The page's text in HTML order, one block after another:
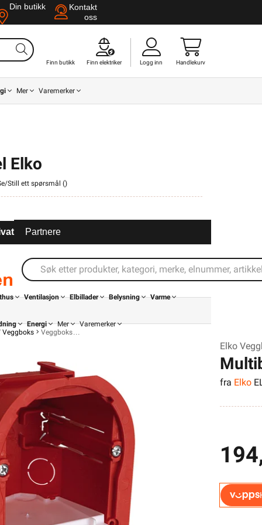
Din butikk
Kontakt
oss
Finn butikk Finn elektriker Logg inn Handlekurv
Mer Varemerker
Elko
Still ett spørsmål ()
Din butikk
Partnere
Ventilasjon Elbillader Belysning Varme
Energi Mer
Varemerker
Veggboks Veggboks
Elko
fra Elko